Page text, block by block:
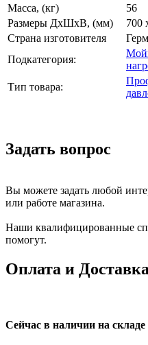
Масса, (кг)
56
Размеры ДхШхВ, (мм)
700
Страна изготовителя
Подкатегория:
Тип товара:
Задать вопрос
Вы можете задать любой
или работе магазина.
Наши квалифицированные
помогут.
Оплата и Доставка
Сейчас в наличии на складе